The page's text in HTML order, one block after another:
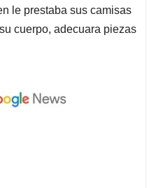
le prestaba sus camisas
cuerpo, adecuara piezas